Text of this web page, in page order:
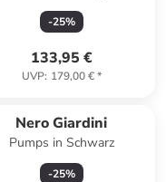
-25%
133,95 €
UVP: 179,00 €*
Nero Giardini
Pumps in Schwarz
-25%